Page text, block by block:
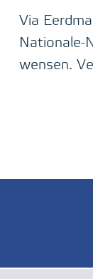
Via
Nationale-
wensen.